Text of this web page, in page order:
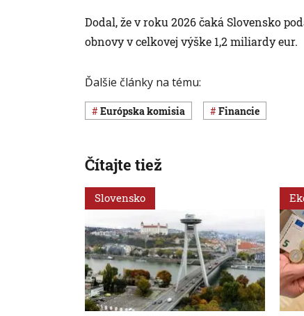
Dodal, že v roku 2026 čaká Slovensko
obnovy v celkovej výške 1,2 miliardy eur.
Ďalšie články na tému:
Európska komisia Financie
Čítajte tiež
Slovensko